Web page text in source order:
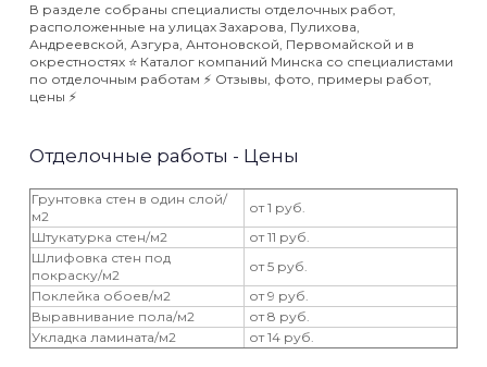
В разделе собраны специалисты отделочных работ,
расположенные на улицах Захарова, Пулихова,
Андреевской, Азгура, Антоновской, Первомайской и в
окрестностях ⭐️ Каталог компаний Минска со специалистами
по отделочным работам ⚡️ Отзывы, фото, примеры работ,
цены ⚡️
Отделочные работы - Цены
Грунтовка стен в один слой/
м2
от 1 руб.
Штукатурка стен/м2
от 11 руб.
Шлифовка стен под
покраску/м2
от 5 руб.
Поклейка обоев/м2
от 9 руб.
Выравнивание пола/м2
от 8 руб.
Укладка ламината/м2
от 14 руб.